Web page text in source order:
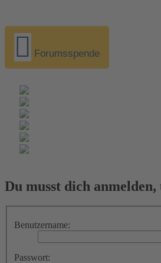
Forumsspende
Du musst dich
Benutzername:
Passwort: